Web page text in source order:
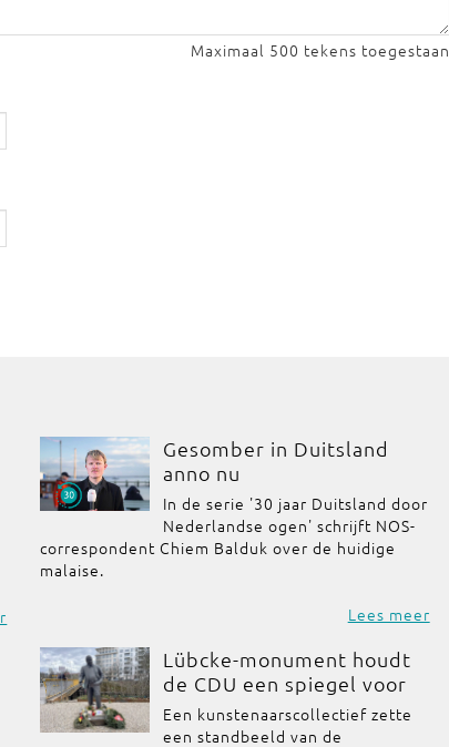
Maximaal 500 tekens toegestaan
Gesomber in Duitsland
anno nu
In de serie '30 jaar Duitsland door
Nederlandse ogen' schrijft NOS-
correspondent Chiem Balduk over de huidige
malaise.
Lees meer
Lübcke-monument houdt
de CDU een spiegel voor
Een kunstenaarscollectief zette
een standbeeld van de